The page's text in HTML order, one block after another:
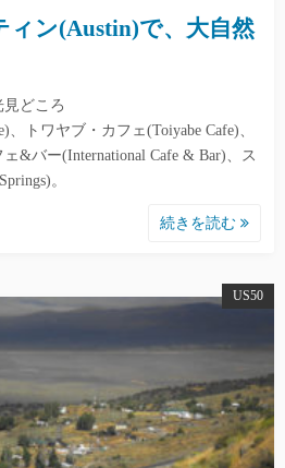
ィン(Austin)で、大自然
どころ
、トワヤブ・カフェ(Toiyabe Cafe)、
&バー(International Cafe & Bar)、ス
。
続きを読む
US50